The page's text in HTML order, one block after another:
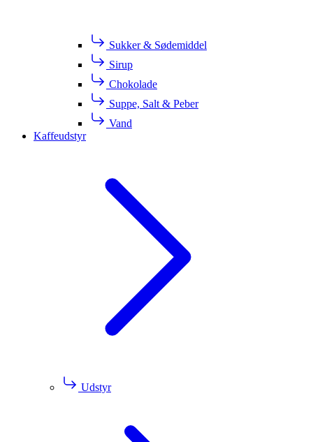
Sukker & Sødemiddel
Sirup
Chokolade
Suppe, Salt & Peber
Vand
Kaffeudstyr
Udstyr